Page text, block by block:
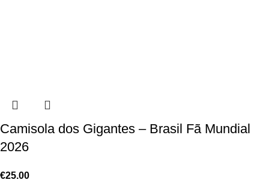
Camisola dos Gigantes – Brasil Fã Mundial
2026
€25.00